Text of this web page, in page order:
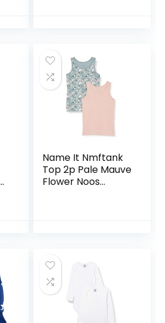
Name It Nmftank
Top 2p Pale Mauve
Flower Noos